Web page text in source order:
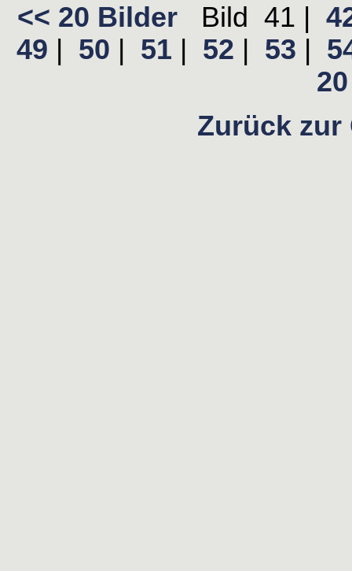
<< 20 Bilder Bild 41 |
49 | 50 | 51 | 52 | 53 |
20
Zurück zur